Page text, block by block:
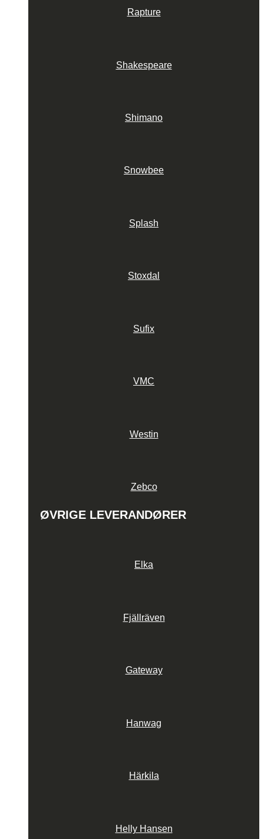
Rapture
Shakespeare
Shimano
Snowbee
Splash
Stoxdal
Sufix
VMC
Westin
Zebco
ØVRIGE LEVERANDØRER
Elka
Fjällräven
Gateway
Hanwag
Härkila
Helly Hansen